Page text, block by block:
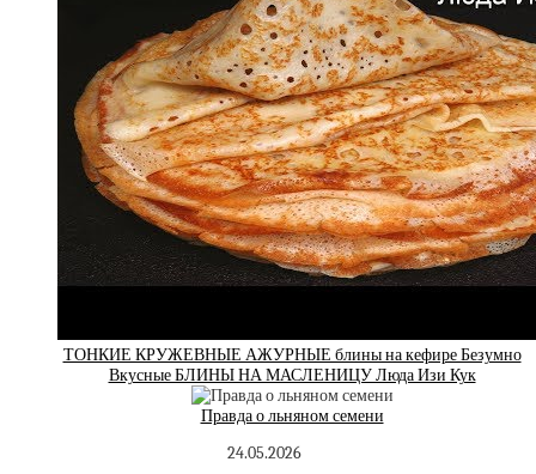
ТОНКИЕ КРУЖЕВНЫЕ АЖУРНЫЕ блины на кефире Безумно
Вкусные БЛИНЫ НА МАСЛЕНИЦУ Люда Изи Кук
Правда о льняном семени
24.05.2026